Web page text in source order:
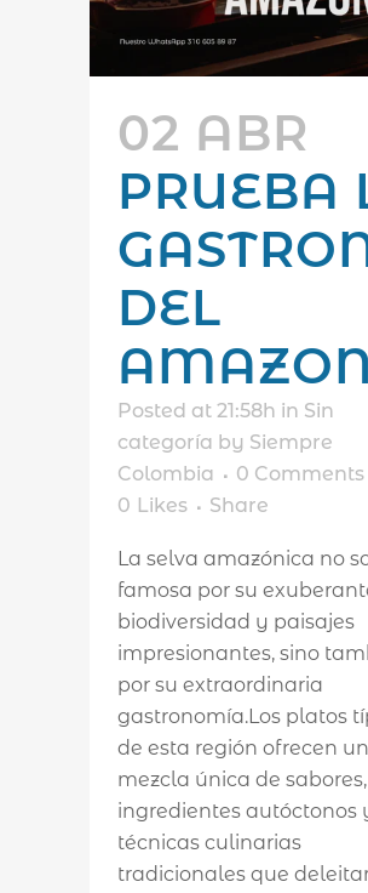
02 ABR
PRUEBA
DEL
Posted at 21:58h in Sin
categoría by Siempre
Colombia
0 Comments
0 Likes Share
La selva amazónica no
famosa por su
biodiversidad y paisajes
impresionantes, sino
por su extraordinaria
gastronomía.Los platos
de esta región ofrecen
mezcla única de sabores,
ingredientes autóctonos
técnicas culinarias
tradicionales que